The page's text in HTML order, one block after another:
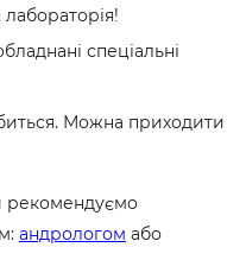
спеціальні
Можна приходити
рекомендуємо
андрологом або